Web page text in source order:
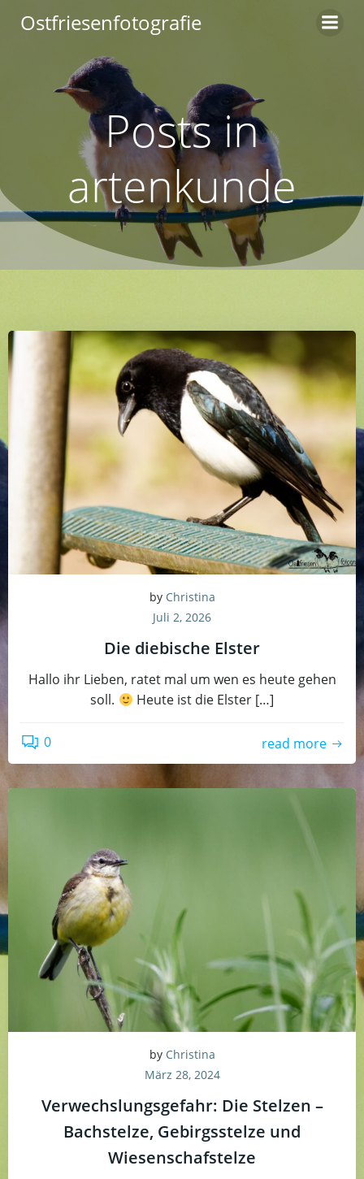
Inhalt
Ostfriesenfotografie
Posts in
artenkunde
by Christina
Juli 2, 2026
Die diebische Elster
Hallo ihr Lieben, ratet mal um wen es heute gehen
soll.
Heute ist die Elster […]
0 read more
by Christina
März 28, 2024
Verwechslungsgefahr: Die Stelzen –
Bachstelze, Gebirgsstelze und
Wiesenschafstelze